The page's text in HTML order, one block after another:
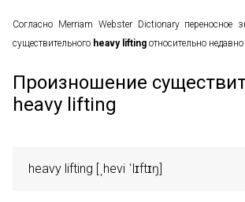
Согласно Merriam Webster Dictionary переносное
существительного heavy lifting относительно
Произношение
heavy lifting
heavy lifting [ˌhevi ˈlɪftɪŋ]